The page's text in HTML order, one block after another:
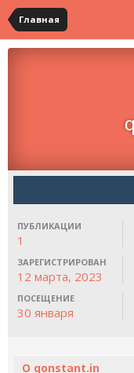
Главная
ПУБЛИКАЦИИ
1
ЗАРЕГИСТРИРОВАН
12 марта, 2023
ПОСЕЩЕНИЕ
30 января
О qonstant.in